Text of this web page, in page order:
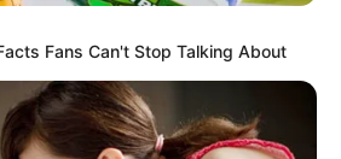
Fans Can't Stop Talking About